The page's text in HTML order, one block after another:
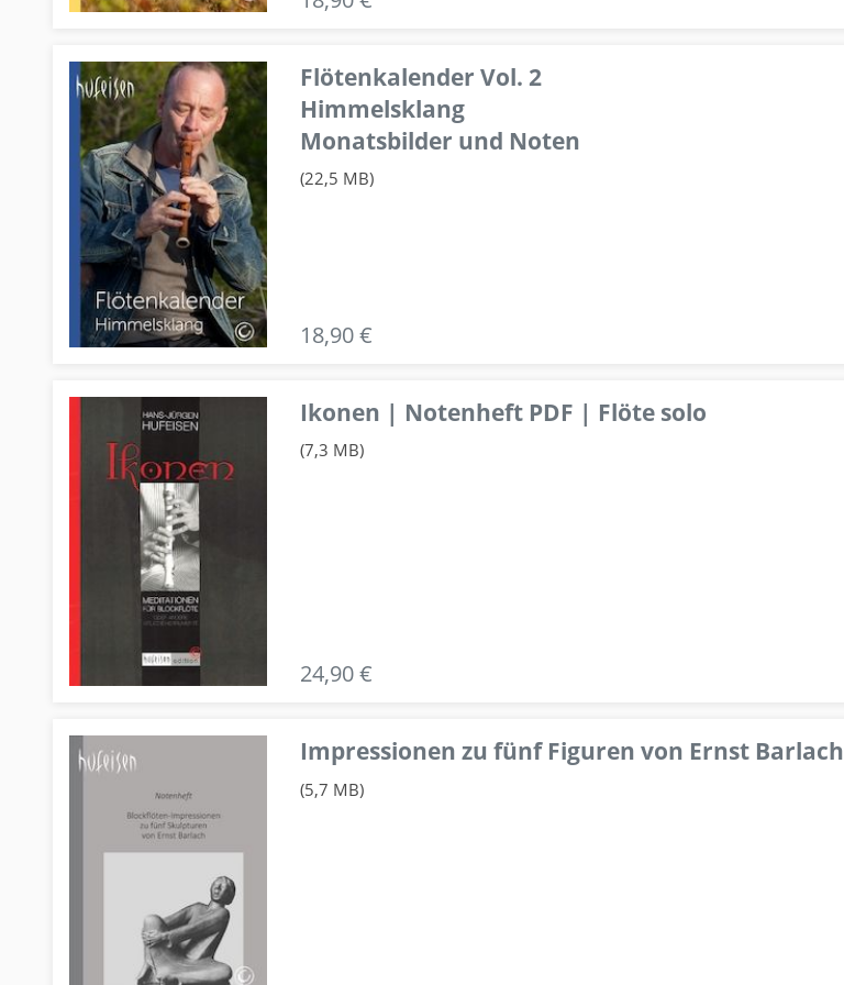
Flötenkalender Vol. 2
Himmelsklang
Monatsbilder und Noten
(22,5 MB)
18,90 €
Ikonen | Notenheft PDF | Flöte solo
(7,3 MB)
24,90 €
Impressionen zu fünf Figuren von Ernst Barlach
(5,7 MB)